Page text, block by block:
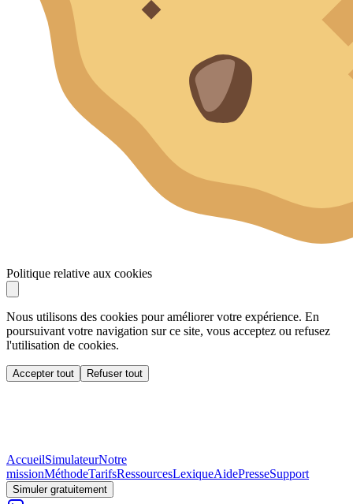
Politique relative aux cookies
Nous utilisons des cookies pour améliorer votre expérience. En
poursuivant votre navigation sur ce site, vous acceptez ou refusez
l'utilisation de cookies.
Accepter tout Refuser tout
AccueilSimulateurNotre
missionMéthodeTarifsRessourcesLexiqueAidePresseSupport
Simuler gratuitement